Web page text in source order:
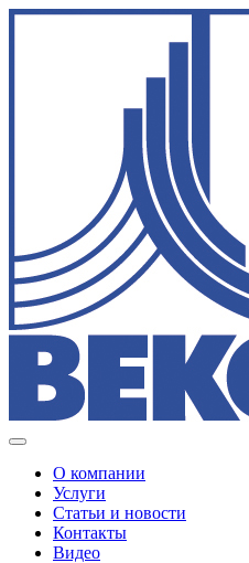
О компании
Услуги
Статьи и новости
Контакты
Видео